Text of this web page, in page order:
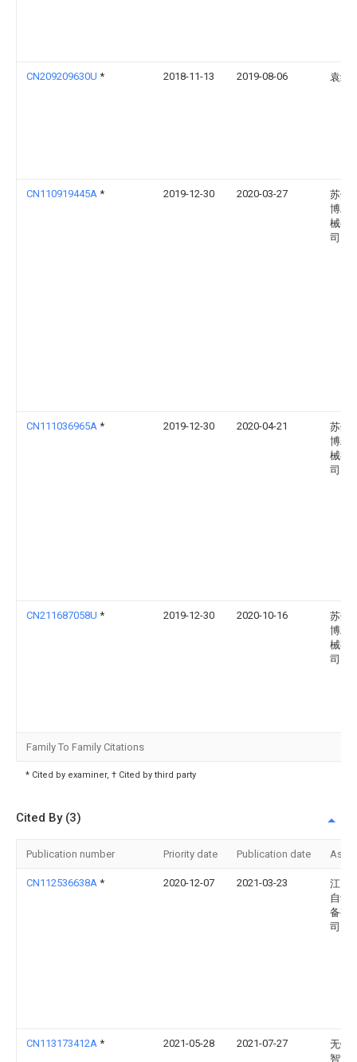
CN209209630U * 2018-11-13 2019-08-06 袁红
CN110919445A * 2019-12-30 2020-03-27
苏州
博精
械有
司
CN111036965A * 2019-12-30 2020-04-21
苏州
博精
械有
司
CN211687058U * 2019-12-30 2020-10-16
苏州
博精
械有
司
Family To Family Citations
* Cited by examiner, † Cited by third party
Cited By (3)
Publication number Priority date Publication date
CN112536638A * 2020-12-07 2021-03-23
江门
自动
备有
司
CN113173412A * 2021-05-28 2021-07-27
无锡
智能